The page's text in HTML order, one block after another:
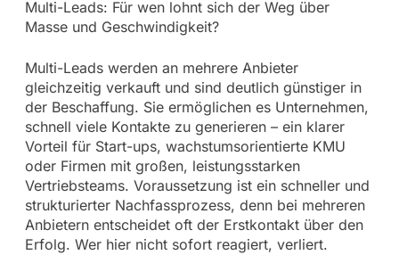
Multi-Leads: Für wen lohnt sich der Weg über
Masse und Geschwindigkeit?
Multi-Leads werden an mehrere Anbieter
gleichzeitig verkauft und sind deutlich günstiger in
der Beschaffung. Sie ermöglichen es Unternehmen,
schnell viele Kontakte zu generieren – ein klarer
Vorteil für Start-ups, wachstumsorientierte KMU
oder Firmen mit großen, leistungsstarken
Vertriebsteams. Voraussetzung ist ein schneller und
strukturierter Nachfassprozess, denn bei mehreren
Anbietern entscheidet oft der Erstkontakt über den
Erfolg. Wer hier nicht sofort reagiert, verliert.